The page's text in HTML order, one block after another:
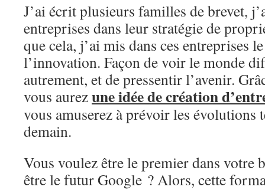
J’ai écrit plusieurs familles de brevet,
entreprises dans leur stratégie de
que cela, j’ai mis dans ces entreprises
l’innovation. Façon de voir le monde
autrement, et de pressentir l’avenir.
vous aurezune idée de création
vous amuserez à prévoir les évolutions
demain.
Vous voulez être le premier dans votre
être le futur Google ? Alors, cette